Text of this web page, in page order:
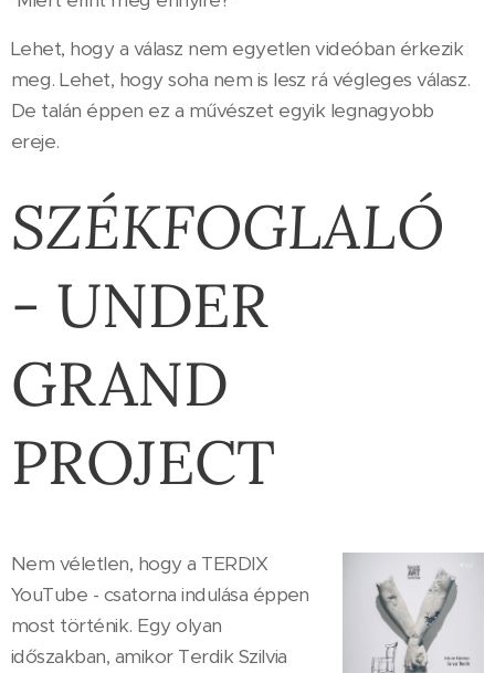
Lehet, hogy a válasz nem egyetlen videóban érkezik
meg. Lehet, hogy soha nem is lesz rá végleges válasz.
De talán éppen ez a művészet egyik legnagyobb
ereje.
SZÉKFOGLALÓ
- UNDER
GRAND
PROJECT
Nem véletlen, hogy a TERDIX
YouTube - csatorna indulása éppen
most történik. Egy olyan
időszakban, amikor Terdik Szilvia